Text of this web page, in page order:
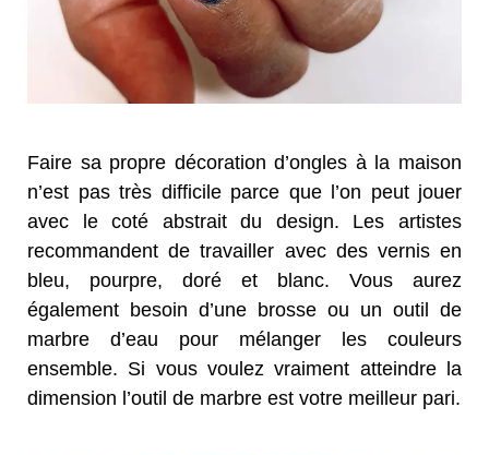
Faire sa propre décoration d’ongles à la maison
n’est pas très difficile parce que l’on peut jouer
avec le coté abstrait du design. Les artistes
recommandent de travailler avec des vernis en
bleu, pourpre, doré et blanc. Vous aurez
également besoin d’une brosse ou un outil de
marbre d’eau pour mélanger les couleurs
ensemble. Si vous voulez vraiment atteindre la
dimension l’outil de marbre est votre meilleur pari.